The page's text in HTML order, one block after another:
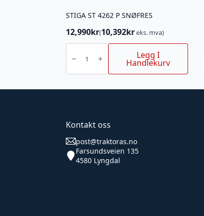
STIGA ST 4262 P SNØFRES
12,990kr(10,392kreks. mva)
STIGA
4262
antall
Legg I
Handlekurv
Kontakt oss
post@traktoras.no
Farsundsveien 135
4580 Lyngdal